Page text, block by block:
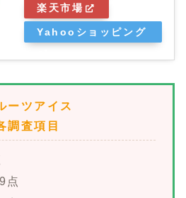
楽天市場
Yahooショッピング
ーツアイス
調査項目
点